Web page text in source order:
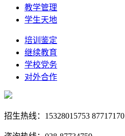
教学管理
学生天地
培训鉴定
继续教育
学校党务
对外合作
招生热线：15328015753 87717170